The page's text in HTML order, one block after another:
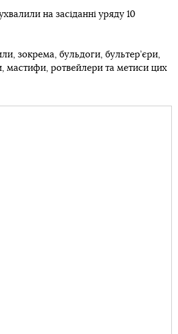
на засіданні уряду 10
зокрема, бульдоги, бультер’єри,
мастифи, ротвейлери та метиси цих